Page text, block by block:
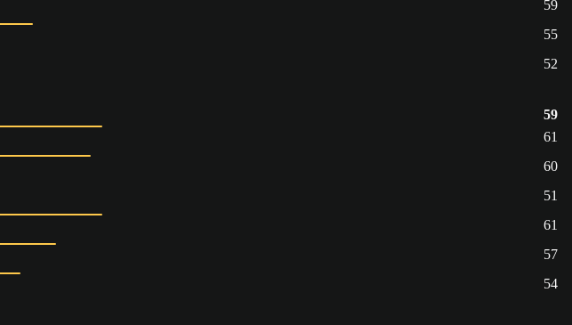
59
55
52
59
61
60
51
61
57
54